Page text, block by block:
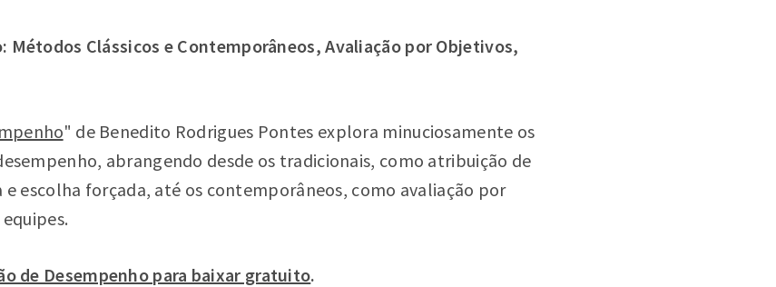
Métodos Clássicos e Contemporâneos, Avaliação por Objetivos,
" de Benedito Rodrigues Pontes explora minuciosamente os
abrangendo desde os tradicionais, como atribuição de
e escolha forçada, até os contemporâneos, como avaliação por
de Desempenho para baixar gratuito.